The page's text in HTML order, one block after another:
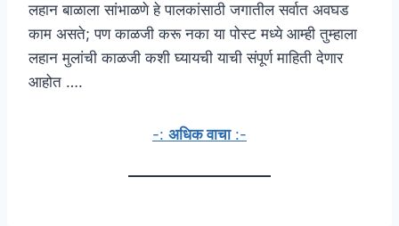
लहान बाळाला सांभाळणे हे पालकांसाठी जगातील सर्वात अवघड
काम असते; पण काळजी करू नका या पोस्ट मध्ये आम्ही तुम्हाला
लहान मुलांची काळजी कशी घ्यायची याची संपूर्ण माहिती देणार
आहोत ….
-: अधिक वाचा:-